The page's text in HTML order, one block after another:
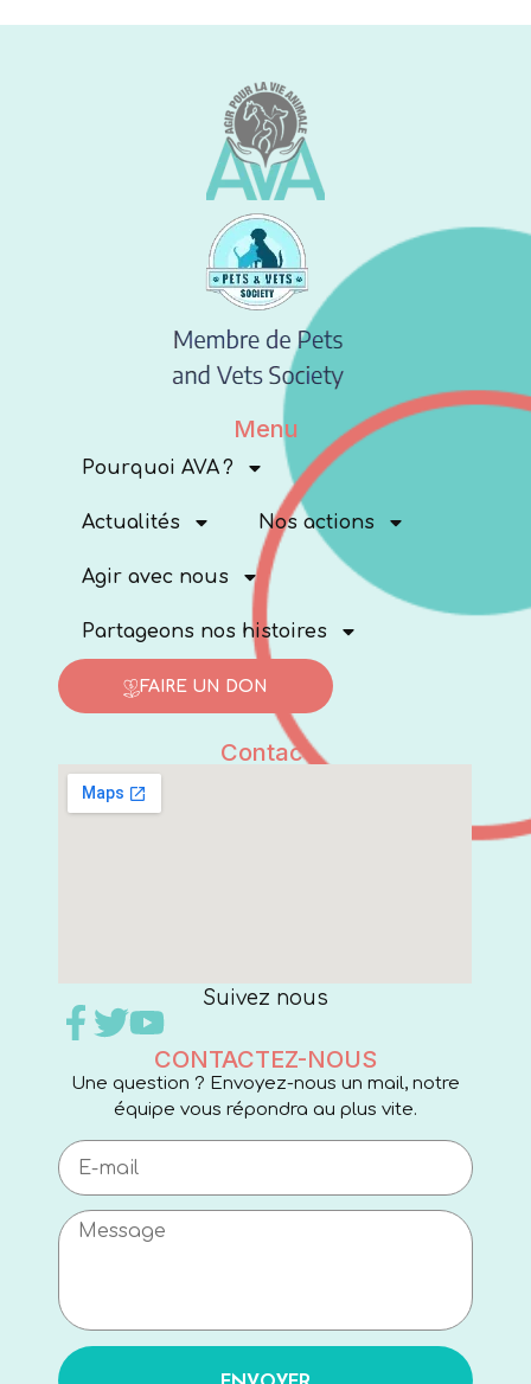
Menu
Pourquoi AVA ?
Actualités Nos actions
Agir avec nous
Partageons nos histoires
FAIRE UN DON
Contact
Suivez nous
CONTACTEZ-NOUS
Une question ? Envoyez-nous un mail, notre
équipe vous répondra au plus vite.